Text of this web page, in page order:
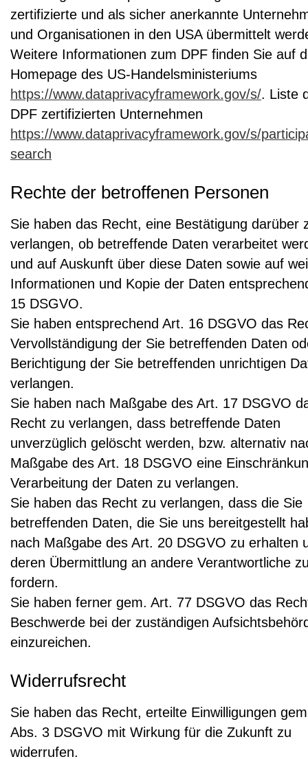
zertifizierte und als sicher anerkannte
und Organisationen in den USA übermittelt
Weitere Informationen zum DPF finden Sie auf
Homepage des US-Handelsministeriums
https://www.dataprivacyframework.gov/s/. Liste
DPF zertifizierten Unternehmen
https://www.dataprivacyframework.gov/s/
search
Rechte der betroffenen Personen
Sie haben das Recht, eine Bestätigung darüber
verlangen, ob betreffende Daten verarbeitet
und auf Auskunft über diese Daten sowie auf
Informationen und Kopie der Daten
15 DSGVO.
Sie haben entsprechend Art. 16 DSGVO das
Vervollständigung der Sie betreffenden Daten
Berichtigung der Sie betreffenden unrichtigen
verlangen.
Sie haben nach Maßgabe des Art. 17 DSGVO
Recht zu verlangen, dass betreffende Daten
unverzüglich gelöscht werden, bzw. alternativ
Maßgabe des Art. 18 DSGVO eine
Verarbeitung der Daten zu verlangen.
Sie haben das Recht zu verlangen, dass die Sie
betreffenden Daten, die Sie uns bereitgestellt
nach Maßgabe des Art. 20 DSGVO zu erhalten
deren Übermittlung an andere Verantwortliche
fordern.
Sie haben ferner gem. Art. 77 DSGVO das
Beschwerde bei der zuständigen
einzureichen.
Widerrufsrecht
Sie haben das Recht, erteilte Einwilligungen
Abs. 3 DSGVO mit Wirkung für die Zukunft zu
widerrufen.